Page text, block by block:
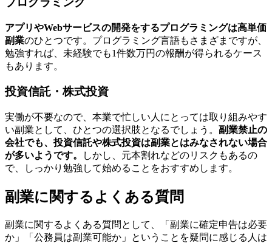
アプリやWebサービスの開発をするプログラミングは高単価
副業のひとつです。プログラミング言語もさまざまですが、
勉強すれば、未経験でも1件数万円の報酬が得られるケース
もあります。
投資信託・株式投資
実働が不要なので、本業で忙しい人にとっては取り組みやす
い副業として、ひとつの選択肢となるでしょう。 副業禁止の
会社でも、投資信託や株式投資は副業とはみなされない場合
が多いようです。
しかし、元本割れなどのリスクもあるの
で、しっかり勉強して始めることをおすすめします。
副業に関するよくある質問
副業に関するよくある質問として、「副業に確定申告は必要
か」「公務員は副業可能か」ということを疑問に感じる人は